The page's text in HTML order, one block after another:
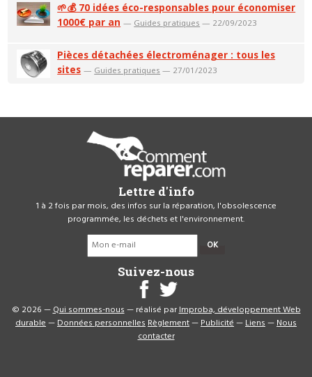
🌱💰 70 idées éco-responsables pour économiser
1000€ par an — Guides pratiques — 22/09/2023
Pièces détachées électroménager : tous les
sites — Guides pratiques — 27/01/2023
Lettre d'info
1 à 2 fois par mois, des infos sur la réparation, l'obsolescence
programmée, les déchets et l'environnement.
OK
Suivez-nous
© 2026 —Qui sommes-nous— réalisé parImproba, développement Web
durable—Données personnellesRèglement—Publicité—Liens—Nous
contacter